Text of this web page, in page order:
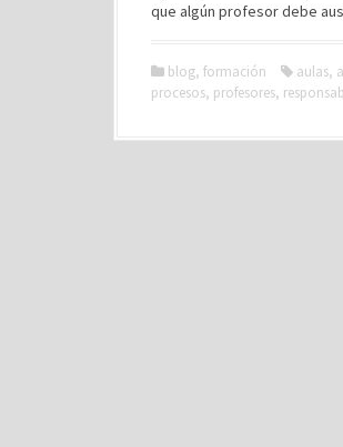
que algún profesor debe
blog, formación aulas,
procesos, profesores,